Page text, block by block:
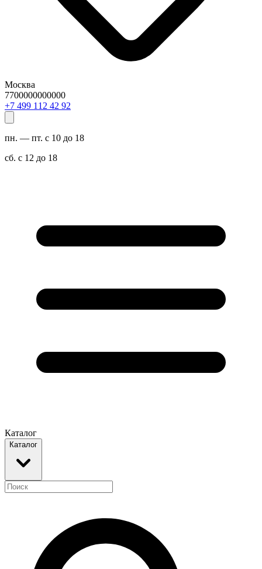
Москва
7700000000000
29 24 211 994 7+
пн. — пт. с 10 до 18
сб. с 12 до 18
Каталог
Каталог